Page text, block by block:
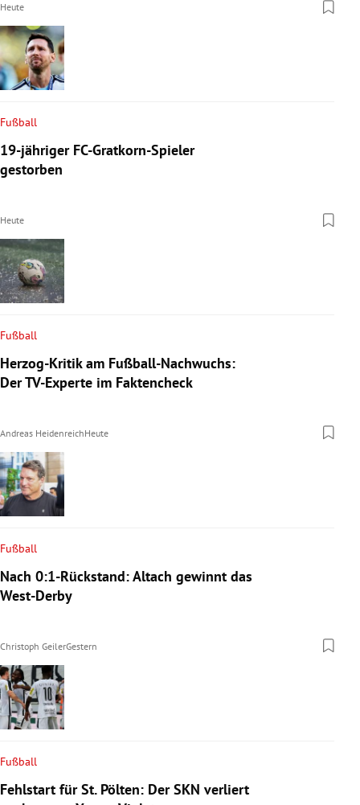
Heute
Fußball
19-jähriger FC-Gratkorn-Spieler
gestorben
Heute
Fußball
Herzog-Kritik am Fußball-Nachwuchs:
Der TV-Experte im Faktencheck
Andreas HeidenreichHeute
Fußball
Nach 0:1-Rückstand: Altach gewinnt das
West-Derby
Christoph GeilerGestern
Fußball
Fehlstart für St. Pölten: Der SKN verliert